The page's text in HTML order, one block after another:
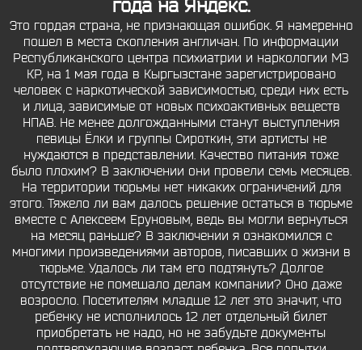
года на Яндекс.
Это гордая страна, не признающая ошибок. Я намеренно
пошел в места скопления англичан. По информации
Республиканского центра психиатрии и наркологии МЗ
КР, на 1 мая года в Кыргызстане зарегистрировано
человек с наркотической зависимостью, среди них есть
и лица, зависимые от новых психоактивных веществ
НПАВ. Не менее долгожданными станут выступления
певицы Ёлки и группы Сироткин, эти артисты не
нуждаются в представлении. Качество питания тоже
было плохим? В заключении они провели семь месяцев.
На территории тюрьмы нет никаких ограничений для
этого. Тяжело ли вам далось решение остаться в тюрьме
вместе с Алексеем Еруновым, ведь вы могли вернуться
на месяц раньше? В заключении я ознакомился с
многими произведениями авторов, писавших о жизни в
тюрьме. Удалось ли там его подтянуть? Долгое
отсутствие не помешало делам компании? Оно даже
возросло. Посетителям младше 12 лет это значит, что
ребенку не исполнилось 12 лет отдельный билет
приобретать не надо, но не забудьте документы